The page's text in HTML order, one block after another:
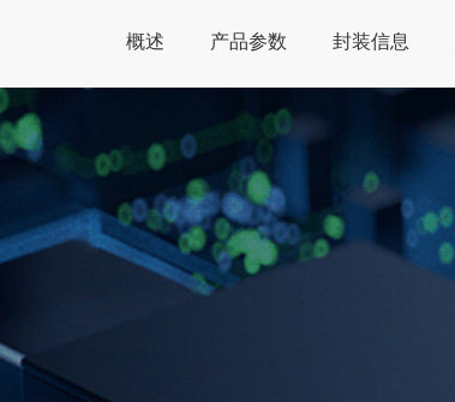
概述 产品参数 封装信息